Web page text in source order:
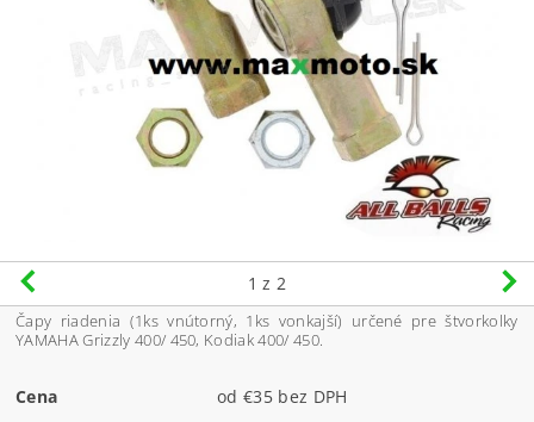
1 z 2
Čapy riadenia (1ks vnútorný, 1ks vonkajší) určené pre štvorkolky
YAMAHA Grizzly 400/ 450, Kodiak 400/ 450.
Cena od €35 bez DPH